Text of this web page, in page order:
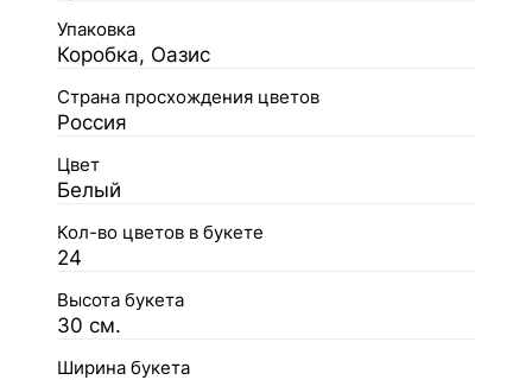
Упаковка
Коробка, Оазис
Страна просхождения цветов
Россия
Цвет
Белый
Кол-во цветов в букете
24
Высота букета
30 см.
Ширина букета